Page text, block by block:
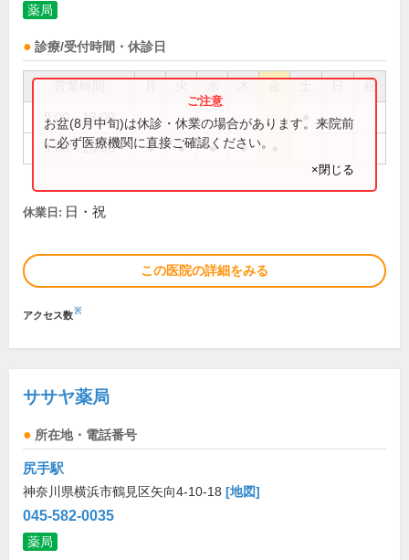
薬局
診療/受付時間・休診日
祝
9:00～13:00
9:00～18:00 ● ● ● ●
お盆(8月中旬)は休診・休業の場合があります。来院前
に必ず医療機関に直接ご確認ください。
×閉じる
休業日: 日・祝
この医院の詳細をみる
アクセス数※
ササヤ薬局
所在地・電話番号
尻手駅
神奈川県横浜市鶴見区矢向4-10-18 [地図]
045-582-0035
薬局